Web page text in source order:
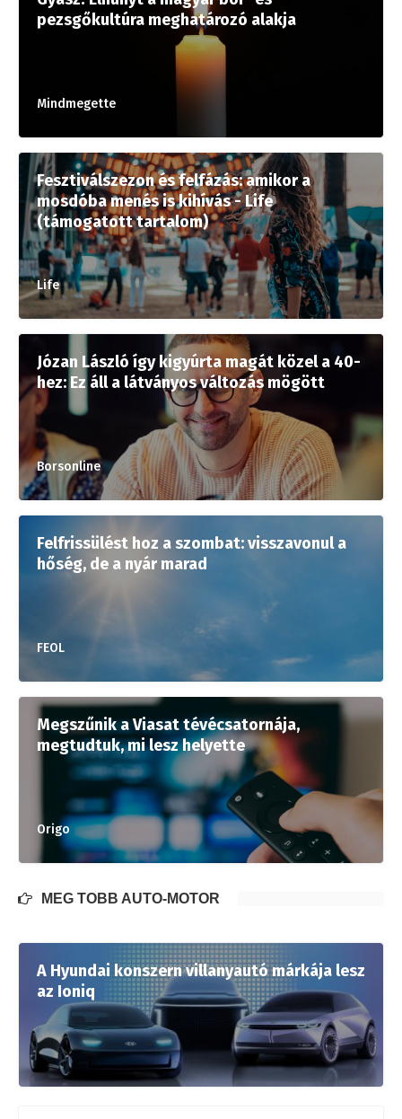
pezsgőkultúra meghatározó alakja
Mindmegette
Fesztiválszezon és felfázás: amikor a
mosdóba menés is kihívás - Life
(támogatott tartalom)
Life
Józan László így kigyúrta magát közel a 40-
hez: Ez áll a látványos változás mögött
Borsonline
Felfrissülést hoz a szombat: visszavonul a
hőség, de a nyár marad
FEOL
Megszűnik a Viasat tévécsatornája,
megtudtuk, mi lesz helyette
Origo
MÉG TÖBB AUTÓ-MOTOR
A Hyundai konszern villanyautó márkája lesz
az Ioniq